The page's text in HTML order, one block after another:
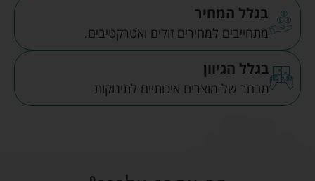
בגלל המחיר
מתחייבים למחירים זולים ואטרקטיבים.
בגלל הגיוון
מבחר של מוצרים איכותיים לתינוקות